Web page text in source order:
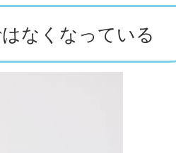
なくなっている